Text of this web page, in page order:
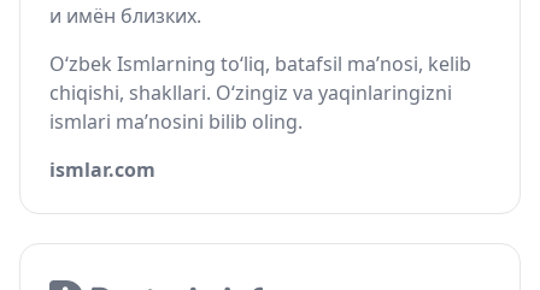
и имён близких.
O‘zbek Ismlarning to‘liq, batafsil ma’nosi, kelib
chiqishi, shakllari. O‘zingiz va yaqinlaringizni
ismlari ma’nosini bilib oling.
ismlar.com